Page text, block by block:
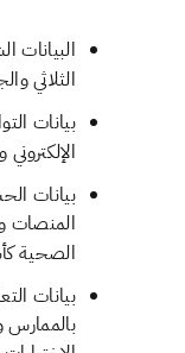
البيانات
الثلاثي
بيانات
بيانات
المنصات
الصحية
بيانات
بالممارس